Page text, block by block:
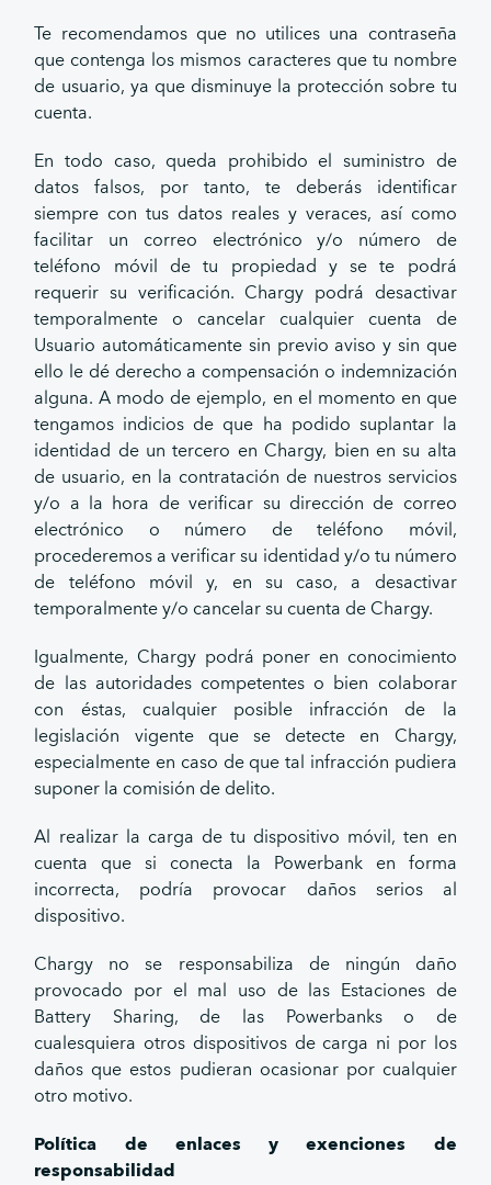
Te recomendamos que no utilices una contraseña
que contenga los mismos caracteres que tu nombre
de usuario, ya que disminuye la protección sobre tu
cuenta.
En todo caso, queda prohibido el suministro de
datos falsos, por tanto, te deberás identificar
siempre con tus datos reales y veraces, así como
facilitar un correo electrónico y/o número de
teléfono móvil de tu propiedad y se te podrá
requerir su verificación. Chargy podrá desactivar
temporalmente o cancelar cualquier cuenta de
Usuario automáticamente sin previo aviso y sin que
ello le dé derecho a compensación o indemnización
alguna. A modo de ejemplo, en el momento en que
tengamos indicios de que ha podido suplantar la
identidad de un tercero en Chargy, bien en su alta
de usuario, en la contratación de nuestros servicios
y/o a la hora de verificar su dirección de correo
electrónico o número de teléfono móvil,
procederemos a verificar su identidad y/o tu número
de teléfono móvil y, en su caso, a desactivar
temporalmente y/o cancelar su cuenta de Chargy.
Igualmente, Chargy podrá poner en conocimiento
de las autoridades competentes o bien colaborar
con éstas, cualquier posible infracción de la
legislación vigente que se detecte en Chargy,
especialmente en caso de que tal infracción pudiera
suponer la comisión de delito.
Al realizar la carga de tu dispositivo móvil, ten en
cuenta que si conecta la Powerbank en forma
incorrecta, podría provocar daños serios al
dispositivo.
Chargy no se responsabiliza de ningún daño
provocado por el mal uso de las Estaciones de
Battery Sharing, de las Powerbanks o de
cualesquiera otros dispositivos de carga ni por los
daños que estos pudieran ocasionar por cualquier
otro motivo.
Política de enlaces y exenciones de
responsabilidad